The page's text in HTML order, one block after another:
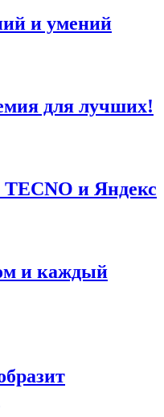
и умений
для лучших!
и Яндекс
и каждый